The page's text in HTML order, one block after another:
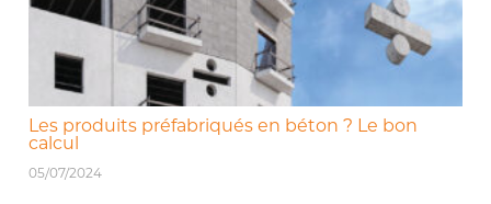
Les produits préfabriqués en béton ? Le bon
calcul
05/07/2024